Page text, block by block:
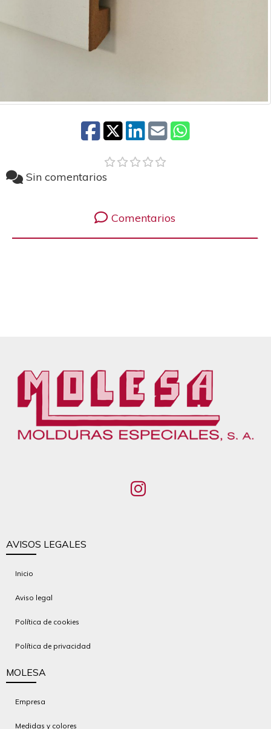
Sin comentarios
Comentarios
AVISOS LEGALES
Inicio
Aviso legal
Política de cookies
Política de privacidad
MOLESA
Empresa
Medidas y colores